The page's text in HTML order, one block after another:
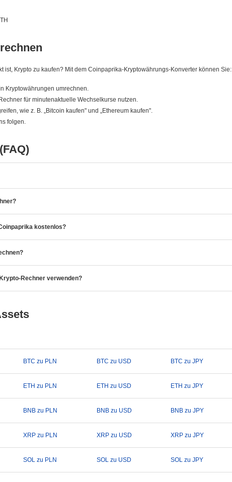
ist, Krypto zu kaufen? Mit dem Coinpaprika-Kryptowährungs-Konverter können Sie:
Kryptowährungen umrechnen.
für minutenaktuelle Wechselkurse nutzen.
wie z. B. „Bitcoin kaufen" und „Ethereum kaufen".
folgen.
kostenlos?
Rechner verwenden?
BTC zu PLN BTC zu USD BTC zu JPY
ETH zu PLN ETH zu USD ETH zu JPY
BNB zu PLN BNB zu USD BNB zu JPY
XRP zu PLN XRP zu USD XRP zu JPY
SOL zu PLN SOL zu USD SOL zu JPY